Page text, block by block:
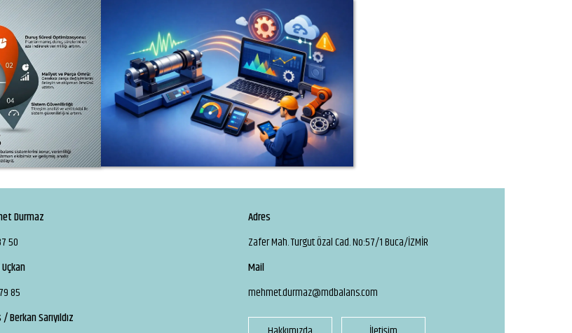
Durmaz
50
85
Berkan Sarıyıldız
Adres
Zafer Mah. Turgut Özal Cad. No:57/1 Buca/İZMİR
Mail
mehmet.durmaz@mdbalans.com